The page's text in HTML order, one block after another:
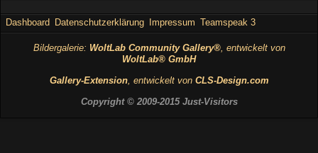
Dashboard Datenschutzerklärung Impressum Teamspeak 3
Bildergalerie: WoltLab Community Gallery®, entwickelt von
WoltLab® GmbH
Gallery-Extension, entwickelt von CLS-Design.com
Copyright © 2009-2015 Just-Visitors